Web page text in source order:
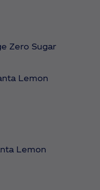
Zero Sugar
Lemon
Lemon